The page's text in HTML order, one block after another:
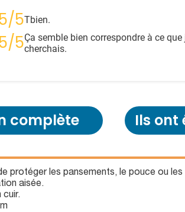
5Tbien.
5Ça semble bien correspondre à ce que
cherchais.
complète Ils ont
protéger les pansements, le pouce ou
aisée.
cuir.